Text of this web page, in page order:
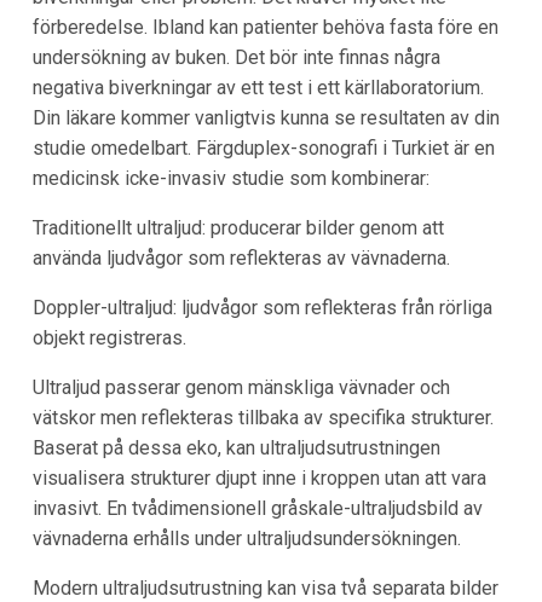
förberedelse. Ibland kan patienter behöva fasta före en
undersökning av buken. Det bör inte finnas några
negativa biverkningar av ett test i ett kärllaboratorium.
Din läkare kommer vanligtvis kunna se resultaten av din
studie omedelbart. Färgduplex-sonografi i Turkiet är en
medicinsk icke-invasiv studie som kombinerar:
Traditionellt ultraljud: producerar bilder genom att
använda ljudvågor som reflekteras av vävnaderna.
Doppler-ultraljud: ljudvågor som reflekteras från rörliga
objekt registreras.
Ultraljud passerar genom mänskliga vävnader och
vätskor men reflekteras tillbaka av specifika strukturer.
Baserat på dessa eko, kan ultraljudsutrustningen
visualisera strukturer djupt inne i kroppen utan att vara
invasivt. En tvådimensionell gråskale-ultraljudsbild av
vävnaderna erhålls under ultraljudsundersökningen.
Modern ultraljudsutrustning kan visa två separata bilder